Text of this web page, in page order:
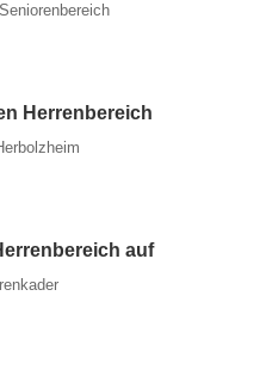
Herrenbereich
auf